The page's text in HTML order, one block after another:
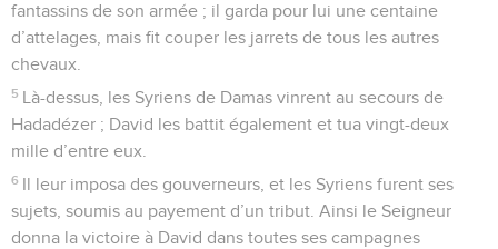
fantassins de son armée ; il garda pour lui une centaine
d’attelages, mais fit couper les jarrets de tous les autres
chevaux.
5 Là-dessus, les Syriens de Damas vinrent au secours de
Hadadézer ; David les battit également et tua vingt-deux
mille d’entre eux.
6 Il leur imposa des gouverneurs, et les Syriens furent ses
sujets, soumis au payement d’un tribut. Ainsi le Seigneur
donna la victoire à David dans toutes ses campagnes